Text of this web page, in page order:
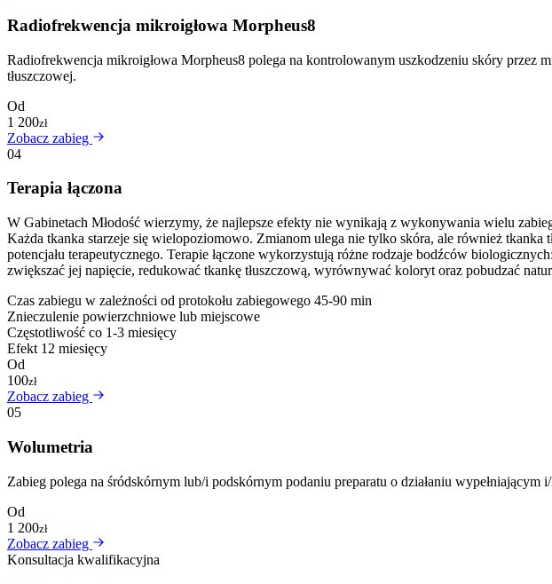
Radiofrekwencja mikroigłowa Morpheus8
Radiofrekwencja mikroigłowa Morpheus8 polega na kontrolowanym uszkodzeniu skóry przez
tłuszczowej.
Od
1 200zł
Zobacz zabieg
04
Terapia łączona
W Gabinetach Młodość wierzymy, że najlepsze efekty nie wynikają z wykonywania wielu
Każda tkanka starzeje się wielopoziomowo. Zmianom ulega nie tylko skóra, ale również tkanka
potencjału terapeutycznego. Terapie łączone wykorzystują różne rodzaje bodźców
zwiększać jej napięcie, redukować tkankę tłuszczową, wyrównywać koloryt oraz pobudzać
Czas zabiegu w zależności od protokołu zabiegowego 45-90 min
Znieczulenie powierzchniowe lub miejscowe
Częstotliwość co 1-3 miesięcy
Efekt 12 miesięcy
Od
100zł
Zobacz zabieg
05
Wolumetria
Zabieg polega na śródskórnym lub/i podskórnym podaniu preparatu o działaniu
Od
1 200zł
Zobacz zabieg
Konsultacja kwalifikacyjna